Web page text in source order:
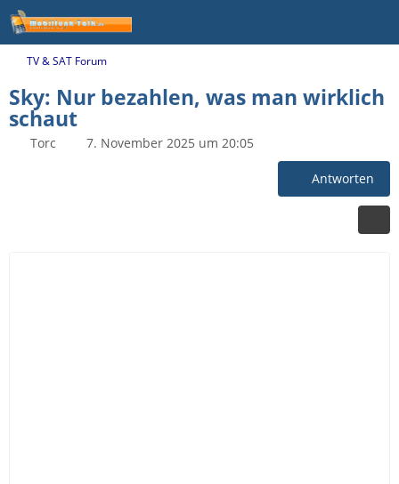
TV & SAT Forum
Sky: Nur bezahlen, was man wirklich
schaut
Torc 7. November 2025 um 20:05
Antworten